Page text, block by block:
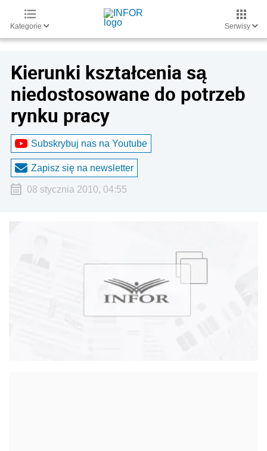
Kategorie Serwisy
Kierunki kształcenia są
niedostosowane do potrzeb
rynku pracy
Subskrybuj nas na Youtube
Zapisz się na newsletter
08 stycznia 2010, 04:55